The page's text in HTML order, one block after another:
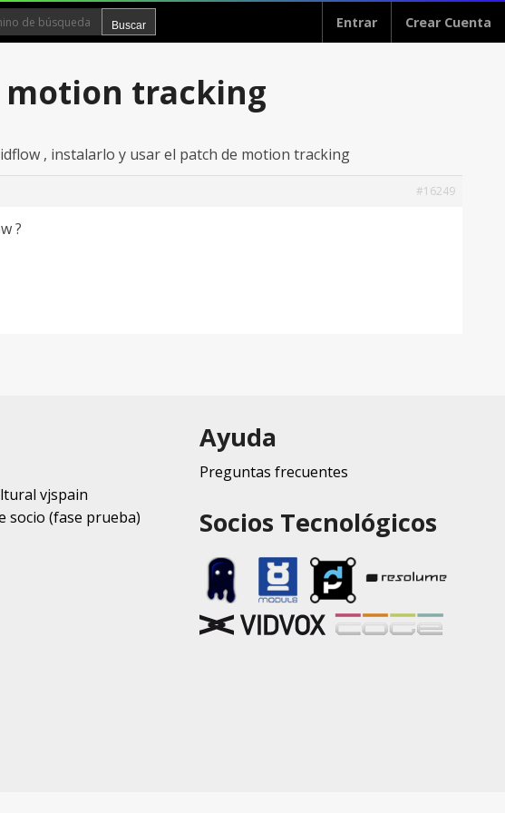
Entrar Crear Cuenta
motion tracking
, instalarlo y usar el patch de motion tracking
#16249
?
vjspain
socio (fase prueba)
Ayuda
Preguntas frecuentes
Socios Tecnológicos